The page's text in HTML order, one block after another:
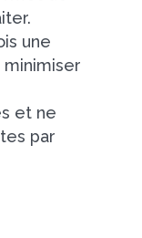
une
et ne
par